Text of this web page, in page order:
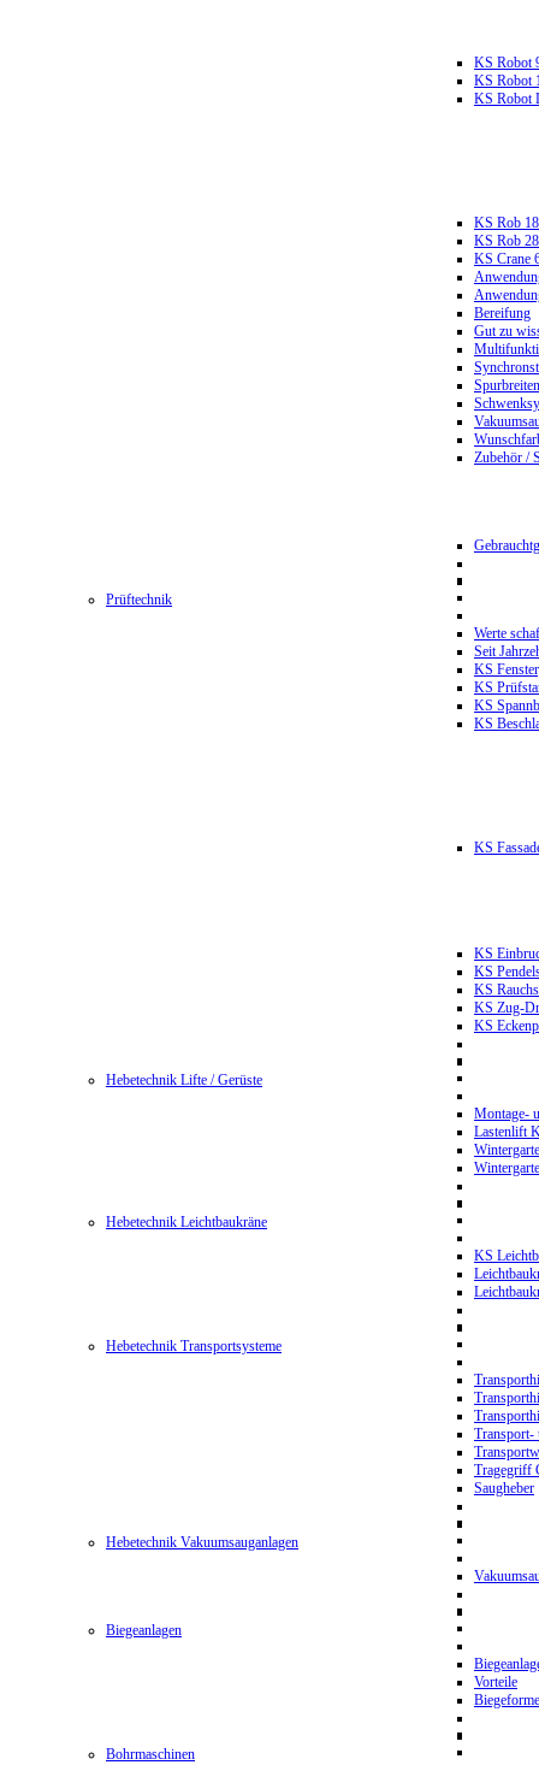
KS Robot
KS Robot
KS Robot
KS Rob
KS Rob
KS Crane
Bereifung
Gut zu
Zubehör /
Prüftechnik
Werte
Seit
KS
KS
KS
KS
KS
KS
KS
KS
KS Zug-
KS
Hebetechnik Lifte / Gerüste
Montage-
Lastenlift
Hebetechnik Leichtbaukräne
KS
Hebetechnik Transportsysteme
Transport-
Tragegriff
Saugheber
Hebetechnik Vakuumsauganlagen
Biegeanlagen
Vorteile
Bohrmaschinen